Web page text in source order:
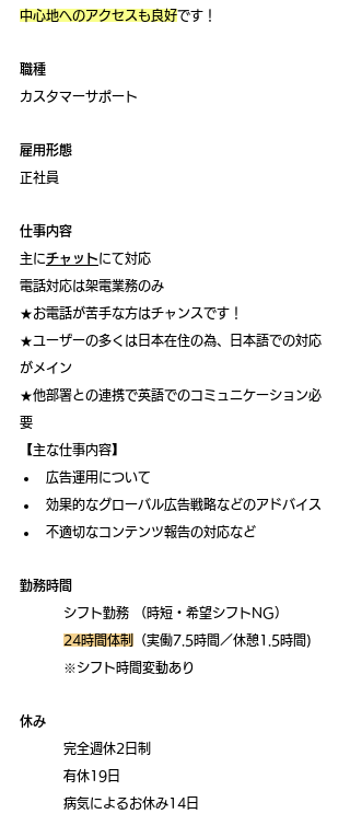
中心地へのアクセスも良好です！
職種
カスタマーサポート
雇用形態
正社員
仕事内容
主にチャットにて対応
電話対応は架電業務のみ
★お電話が苦手な方はチャンスです！
★ユーザーの多くは日本在住の為、日本語での対応
がメイン
★他部署との連携で英語でのコミュニケーション必
要
【主な仕事内容】
広告運用について
効果的なグローバル広告戦略などのアドバイス
不適切なコンテンツ報告の対応など
勤務時間
	シフト勤務 （時短・希望シフトNG）
24時間体制 （実働7.5時間／休憩1.5時間)
	※シフト時間変動あり
休み
	完全週休2日制
	有休19日
	病気によるお休み14日